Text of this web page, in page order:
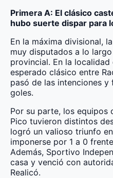
Primera A: El clásico
hubo suerte dispar para
En la máxima divisional,
muy disputados a lo
provincial. En la
esperado clásico entre
pasó de las intenciones
goles.
Por su parte, los equipos
Pico tuvieron distintos
logró un valioso triunfo
imponerse por 1 a 0
Además, Sportivo
casa y venció con
Realicó.